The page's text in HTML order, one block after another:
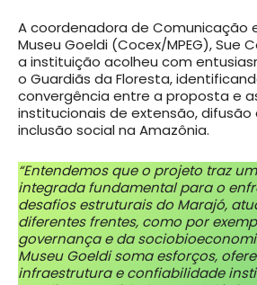
A coordenadora de Comunicação
Museu Goeldi (Cocex/MPEG), Sue
a instituição acolheu com
o Guardiãs da Floresta,
convergência entre a proposta e
institucionais de extensão,
inclusão social na Amazônia.
“Entendemos que o projeto traz
integrada fundamental para o
desafios estruturais do Marajó,
diferentes frentes, como por
governança e da
Museu Goeldi soma esforços,
infraestrutura e confiabilidade